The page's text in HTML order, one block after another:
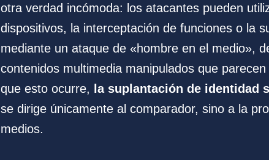
otra verdad incómoda: los atacantes pueden
dispositivos, la interceptación de funciones o la
mediante un ataque de «hombre en el medio»,
contenidos multimedia manipulados que
que esto ocurre,
la suplantación de identidad
se dirige únicamente al comparador, sino a la
medios.